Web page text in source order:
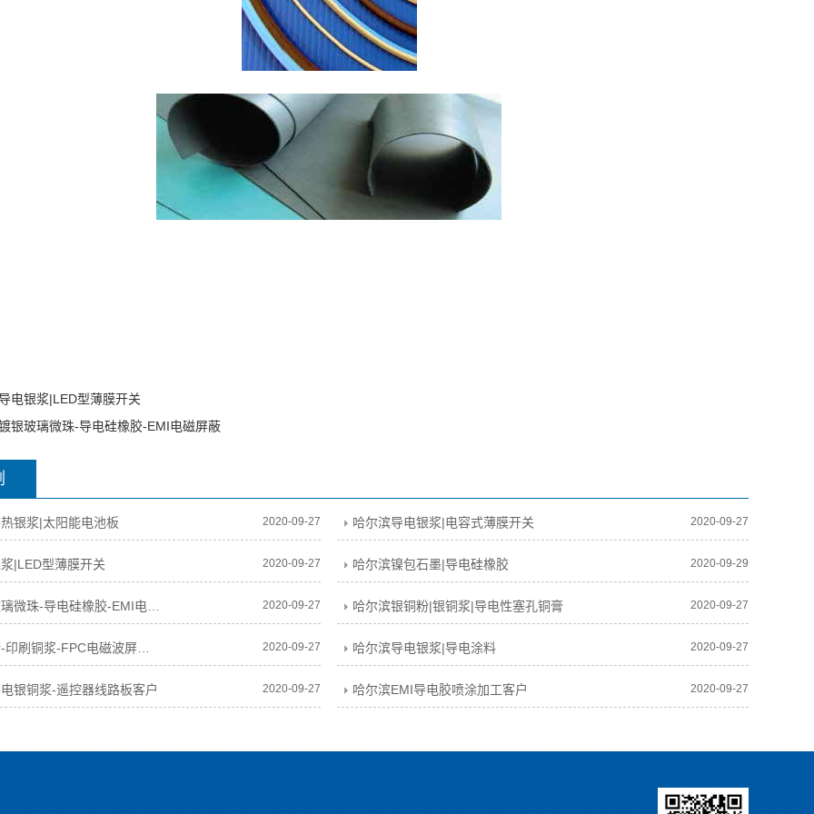
电银浆|LED型薄膜开关
银玻璃微珠-导电硅橡胶-EMI电磁屏蔽
银浆|太阳能电池板 2020-09-27 哈尔滨导电银浆|电容式薄膜开关 2020-09-27
|LED型薄膜开关 2020-09-27 哈尔滨镍包石墨|导电硅橡胶 2020-09-29
2020-09-27 哈尔滨银铜粉|银铜浆|导电性塞孔铜膏 2020-09-27
2020-09-27 哈尔滨导电银浆|导电涂料 2020-09-27
银铜浆-遥控器线路板客户 2020-09-27 哈尔滨EMI导电胶喷涂加工客户 2020-09-27